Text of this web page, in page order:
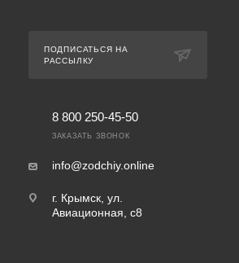
ПОДПИСАТЬСЯ НА
РАССЫЛКУ
8 800 250-45-50
ЗАКАЗАТЬ ЗВОНОК
info@zodchiy.online
г. Крымск, ул.
Авиационная, с8